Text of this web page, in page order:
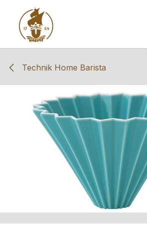
Zum Inhalt springen
Technik Home Barista